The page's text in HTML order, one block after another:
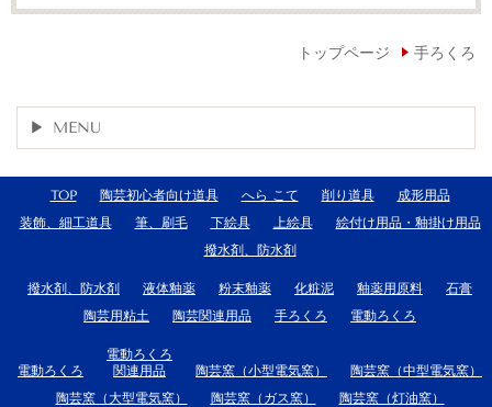
トップページ 手ろくろ
MENU
TOP 陶芸初心者向け道具 へら こて 削り道具
成形用品
装飾、細工道具
筆、刷毛 下絵具 上絵具
絵付け用品・釉掛け用品
撥水剤、防水剤
撥水剤、防水剤 液体釉薬 粉末釉薬 化粧泥 釉薬用原料
石膏
陶芸用粘土
陶芸関連用品 手ろくろ 電動ろくろ
電動ろくろ
電動ろくろ
関連用品
陶芸窯（小型電気窯）
陶芸窯（中型電気窯）
陶芸窯（大型電気窯）
陶芸窯（ガス窯）
陶芸窯（灯油窯）